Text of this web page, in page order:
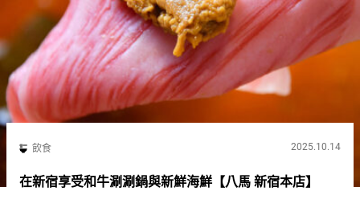
飲食 2025.10.14
在新宿享受和牛涮涮鍋與新鮮海鮮【八馬 新宿本店】